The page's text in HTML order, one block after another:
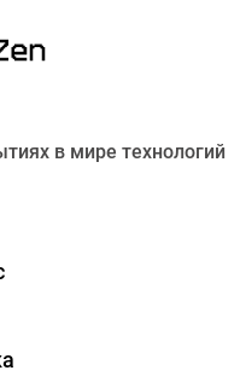
в мире технологий